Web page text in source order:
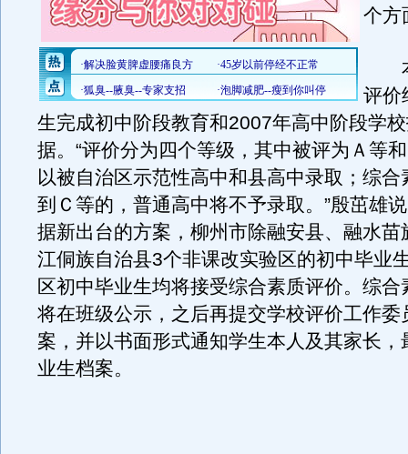
个方
本
评价
生完成初中阶段教育和2007年高中阶段学
据。“评价分为四个等级，其中被评为Ａ等
以被自治区示范性高中和县高中录取；综合
到Ｃ等的，普通高中将不予录取。”殷茁雄
据新出台的方案，柳州市除融安县、融水苗
江侗族自治县3个非课改实验区的初中毕业
区初中毕业生均将接受综合素质评价。综合
将在班级公示，之后再提交学校评价工作委
案，并以书面形式通知学生本人及其家长，
业生档案。